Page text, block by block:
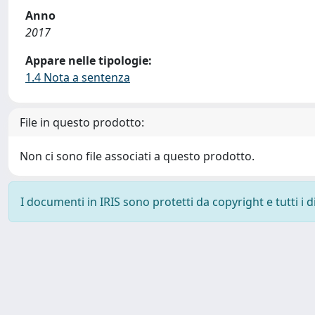
Anno
2017
Appare nelle tipologie:
1.4 Nota a sentenza
File in questo prodotto:
Non ci sono file associati a questo prodotto.
I documenti in IRIS sono protetti da copyright e tutti i